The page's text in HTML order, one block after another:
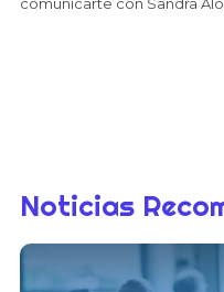
Noticias